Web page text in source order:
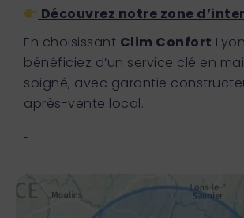
Découvrez notre zone
En choisissant Clim Confort
bénéficiez d’un service clé en
soigné, avec garantie
après-vente local.